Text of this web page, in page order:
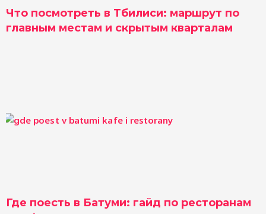
Что посмотреть в Тбилиси: маршрут по
главным местам и скрытым кварталам
Где поесть в Батуми: гайд по ресторанам